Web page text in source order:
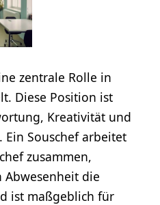
zentrale Rolle in
Diese Position ist
Kreativität und
Souschef arbeitet
zusammen,
die
ist maßgeblich für